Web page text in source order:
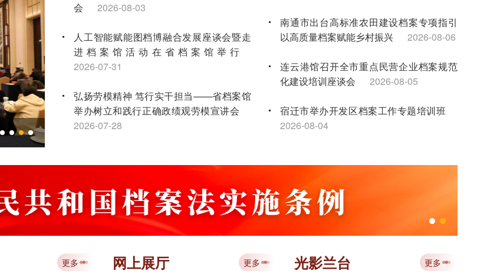
会
2026-08-03
人工智能赋能图档博融合发展座谈会暨走
进档案馆活动在省档案馆举行
2026-07-31
弘扬劳模精神 笃行实干担当——省档案馆
举办树立和践行正确政绩观劳模宣讲会
2026-07-28
点档案工作培训会顺利举办
2026-07-16
江苏省档案学会获评2026年度全国社科联
先进社会组织
2026-07-16
讲大赛金牌
2026-07-10
南通市出台高标准农田建设档案专项指引
以高质量档案赋能乡村振兴
2026-08-06
连云港馆召开全市重点民营企业档案规范
化建设培训座谈会
2026-08-05
宿迁市举办开发区档案工作专题培训班
2026-08-04
新就业群体子女暑期生活
2026-08-03
“泰有感”实境思政课堂：让青少年在档案中
触摸家乡发展脉搏
专题培训 赋能档案事业数智化转型
2026-08-03
更多 网上展厅 更多 光影兰台 更多